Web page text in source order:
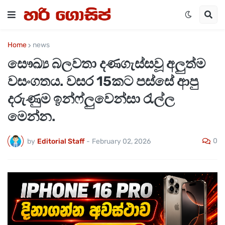
Home news
සෞඛ්‍ය බලවතා දණගැස්සවූ අලුත්ම
වසංගතය. වසර 15කට පස්සේ ආපු
දරුණුම ඉන්ෆ්ලුවෙන්සා රැල්ල
මෙන්න.
by Editorial Staff - February 02, 2026 0